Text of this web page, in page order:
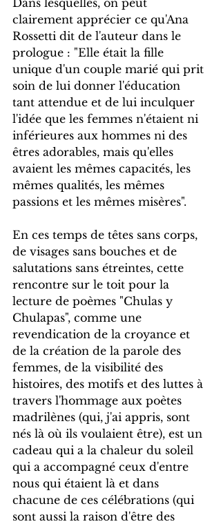
Dans lesquelles, on peut
clairement apprécier ce qu'Ana
Rossetti dit de l'auteur dans le
prologue : "Elle était la fille
unique d'un couple marié qui prit
soin de lui donner l'éducation
tant attendue et de lui inculquer
l'idée que les femmes n'étaient ni
inférieures aux hommes ni des
êtres adorables, mais qu'elles
avaient les mêmes capacités, les
mêmes qualités, les mêmes
passions et les mêmes misères".
En ces temps de têtes sans corps,
de visages sans bouches et de
salutations sans étreintes, cette
rencontre sur le toit pour la
lecture de poèmes "Chulas y
Chulapas", comme une
revendication de la croyance et
de la création de la parole des
femmes, de la visibilité des
histoires, des motifs et des luttes à
travers l'hommage aux poètes
madrilènes (qui, j'ai appris, sont
nés là où ils voulaient être), est un
cadeau qui a la chaleur du soleil
qui a accompagné ceux d'entre
nous qui étaient là et dans
chacune de ces célébrations (qui
sont aussi la raison d'être des